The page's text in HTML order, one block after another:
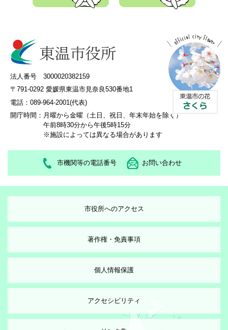
法人番号 3000020382159
〒791-0292 愛媛県東温市見奈良530番地1
電話：089-964-2001(代表)
開庁時間： 月曜から金曜（土日、祝日、年末年始を除く）
午前8時30分から午後5時15分
※施設によっては異なる場合があります
市機関等の電話番号 お問い合わせ
市役所へのアクセス
著作権・免責事項
個人情報保護
アクセシビリティ